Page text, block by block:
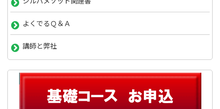
よくでるＱ＆Ａ
講師と弊社